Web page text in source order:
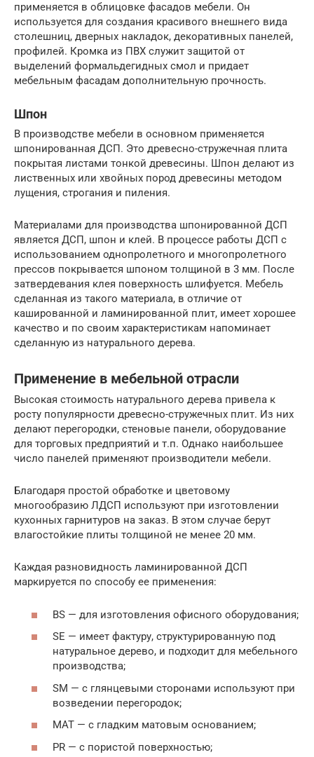
применяется в облицовке фасадов мебели. Он
используется для создания красивого внешнего вида
столешниц, дверных накладок, декоративных панелей,
профилей. Кромка из ПВХ служит защитой от
выделений формальдегидных смол и придает
мебельным фасадам дополнительную прочность.
Шпон
В производстве мебели в основном применяется
шпонированная ДСП. Это древесно-стружечная плита
покрытая листами тонкой древесины. Шпон делают из
лиственных или хвойных пород древесины методом
лущения, строгания и пиления.
Материалами для производства шпонированной ДСП
является ДСП, шпон и клей. В процессе работы ДСП с
использованием однопролетного и многопролетного
прессов покрывается шпоном толщиной в 3 мм. После
затвердевания клея поверхность шлифуется. Мебель
сделанная из такого материала, в отличие от
кашированной и ламинированной плит, имеет хорошее
качество и по своим характеристикам напоминает
сделанную из натурального дерева.
Применение в мебельной отрасли
Высокая стоимость натурального дерева привела к
росту популярности древесно-стружечных плит. Из них
делают перегородки, стеновые панели, оборудование
для торговых предприятий и т.п. Однако наибольшее
число панелей применяют производители мебели.
Благодаря простой обработке и цветовому
многообразию ЛДСП используют при изготовлении
кухонных гарнитуров на заказ. В этом случае берут
влагостойкие плиты толщиной не менее 20 мм.
Каждая разновидность ламинированной ДСП
маркируется по способу ее применения:
BS — для изготовления офисного оборудования;
SE — имеет фактуру, структурированную под
натуральное дерево, и подходит для мебельного
производства;
SM — с глянцевыми сторонами используют при
возведении перегородок;
MAT — с гладким матовым основанием;
PR — с пористой поверхностью;